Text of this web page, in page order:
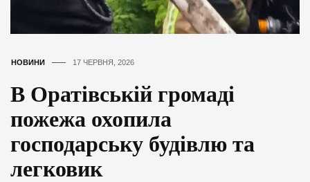
НОВИНИ 17 ЧЕРВНЯ, 2026
В Оратівській громаді
пожежа охопила
господарську будівлю та
легковик